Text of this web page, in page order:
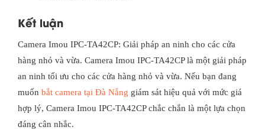
Kết luận
Camera Imou IPC-TA42CP: Giải pháp an ninh cho các cửa
hàng nhỏ và vừa. Camera Imou IPC-TA42CP là một giải pháp
an ninh tối ưu cho các cửa hàng nhỏ và vừa. Nếu bạn đang
muốn bắt camera tại Đà Nẵng giám sát hiệu quả với mức giá
hợp lý, Camera Imou IPC-TA42CP chắc chắn là một lựa chọn
đáng cân nhắc.